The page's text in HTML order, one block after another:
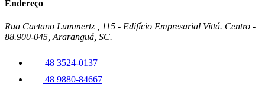
Endereço
Rua Caetano Lummertz , 115 - Edifício Empresarial Vittá. Centro -
88.900-045, Araranguá, SC.
48 3524-0137
48 9880-84667